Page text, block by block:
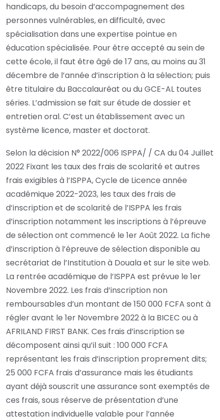
handicaps, du besoin d’accompagnement des
personnes vulnérables, en difficulté, avec
spécialisation dans une expertise pointue en
éducation spécialisée. Pour être accepté au sein de
cette école, il faut être âgé de 17 ans, au moins au 31
décembre de l’année d’inscription à la sélection; puis
être titulaire du Baccalauréat ou du GCE-AL toutes
séries. L’admission se fait sur étude de dossier et
entretien oral. C’est un établissement avec un
système licence, master et doctorat.
Selon la décision N° 2022/006 ISPPA/ / CA du 04 Juillet
2022 Fixant les taux des frais de scolarité et autres
frais exigibles à l’ISPPA, Cycle de Licence année
académique 2022-2023, les taux des frais de
d’inscription et de scolarité de l’ISPPA les frais
d’inscription notamment les inscriptions à l’épreuve
de sélection ont commencé le 1er Août 2022. La fiche
d’inscription à l’épreuve de sélection disponible au
secrétariat de l’Institution à Douala et sur le site web.
La rentrée académique de l’ISPPA est prévue le 1er
Novembre 2022. Les frais d’inscription non
remboursables d’un montant de 150 000 FCFA sont à
régler avant le 1er Novembre 2022 à la BICEC ou à
AFRILAND FIRST BANK. Ces frais d’inscription se
décomposent ainsi qu’il suit : 100 000 FCFA
représentant les frais d’inscription proprement dits;
25 000 FCFA frais d’assurance mais les étudiants
ayant déjà souscrit une assurance sont exemptés de
ces frais, sous réserve de présentation d’une
attestation individuelle valable pour l’année